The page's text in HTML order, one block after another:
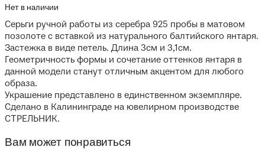
составляла
890 ₽.
823 ₽.
Нет в наличии
Серьги ручной работы из серебра 925 пробы в матовом
позолоте с вставкой из натурального балтийского янтаря.
Застежка в виде петель. Длина 3см и 3,1см.
Геометричность формы и сочетание оттенков янтаря в
данной модели станут отличным акцентом для любого
образа.
Украшение представлено в единственном экземпляре.
Сделано в Калининграде на ювелирном производстве
СТРЕЛЬНИК.
Вам может понравиться